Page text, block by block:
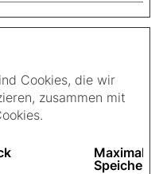
Cookies, die wir
zusammen mit
Maximale